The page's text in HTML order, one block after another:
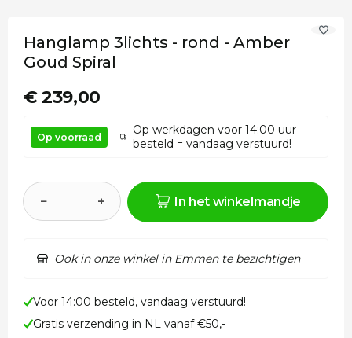
Hanglamp 3lichts - rond - Amber
Goud Spiral
€ 239,00
Op voorraad
Op werkdagen voor 14:00 uur
besteld = vandaag verstuurd!
− + In het winkelmandje
Ook in onze winkel in Emmen te bezichtigen
Voor 14:00 besteld, vandaag verstuurd!
Gratis verzending in NL vanaf €50,-